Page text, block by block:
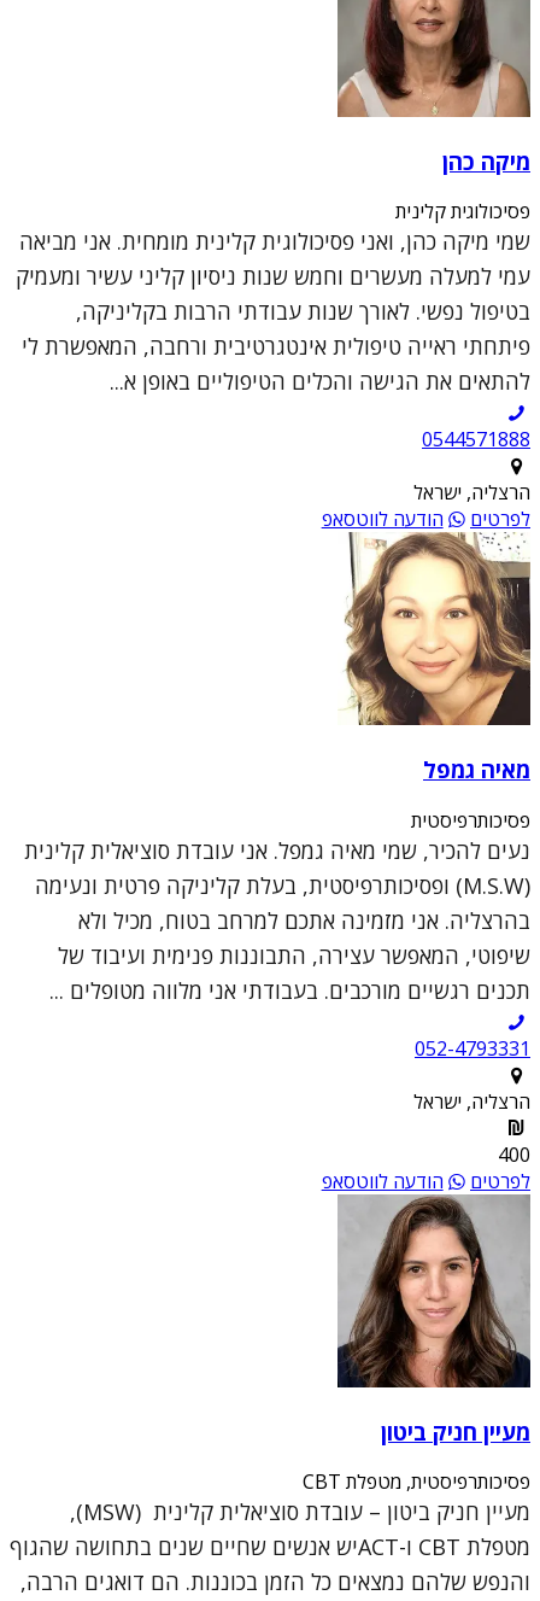
מיקה כהן
פסיכולוגית קלינית
שמי מיקה כהן, ואני פסיכולוגית קלינית מומחית. אני מביאה
עמי למעלה מעשרים וחמש שנות ניסיון קליני עשיר ומעמיק
בטיפול נפשי. לאורך שנות עבודתי הרבות בקליניקה,
פיתחתי ראייה טיפולית אינטגרטיבית ורחבה, המאפשרת לי
להתאים את הגישה והכלים הטיפוליים באופן א...
0544571888
הרצליה, ישראל
לפרטים
הודעה לווטסאפ
מאיה גמפל
פסיכותרפיסטית
נעים להכיר, שמי מאיה גמפל. אני עובדת סוציאלית קלינית
(M.S.W) ופסיכותרפיסטית, בעלת קליניקה פרטית ונעימה
בהרצליה. אני מזמינה אתכם למרחב בטוח, מכיל ולא
שיפוטי, המאפשר עצירה, התבוננות פנימית ועיבוד של
תכנים רגשיים מורכבים. בעבודתי אני מלווה מטופלים ...
052-4793331
הרצליה, ישראל
400
לפרטים
הודעה לווטסאפ
מעיין חניק ביטון
פסיכותרפיסטית, מטפלת CBT
מעיין חניק ביטון – עובדת סוציאלית קלינית (MSW),
מטפלת CBT ו-ACTיש אנשים שחיים שנים בתחושה שהגוף
והנפש שלהם נמצאים כל הזמן בכוננות. הם דואגים הרבה,